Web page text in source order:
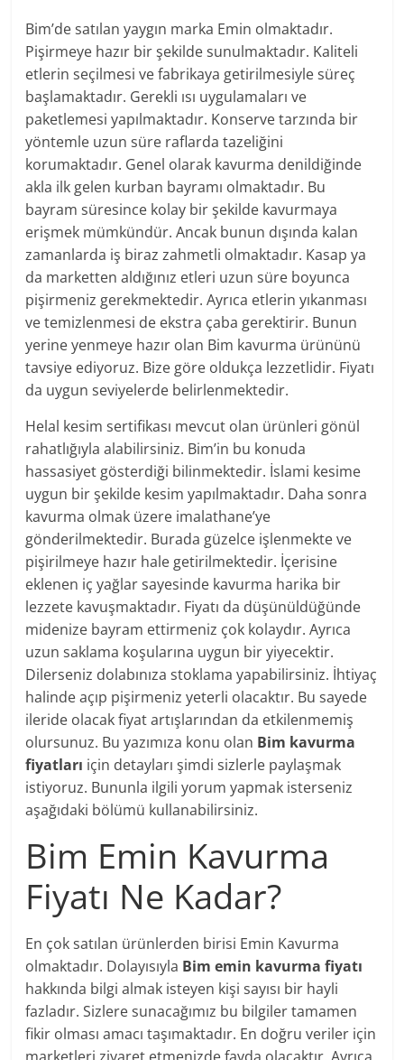
Bim’de satılan yaygın marka Emin olmaktadır.
Pişirmeye hazır bir şekilde sunulmaktadır. Kaliteli
etlerin seçilmesi ve fabrikaya getirilmesiyle süreç
başlamaktadır. Gerekli ısı uygulamaları ve
paketlemesi yapılmaktadır. Konserve tarzında bir
yöntemle uzun süre raflarda tazeliğini
korumaktadır. Genel olarak kavurma denildiğinde
akla ilk gelen kurban bayramı olmaktadır. Bu
bayram süresince kolay bir şekilde kavurmaya
erişmek mümkündür. Ancak bunun dışında kalan
zamanlarda iş biraz zahmetli olmaktadır. Kasap ya
da marketten aldığınız etleri uzun süre boyunca
pişirmeniz gerekmektedir. Ayrıca etlerin yıkanması
ve temizlenmesi de ekstra çaba gerektirir. Bunun
yerine yenmeye hazır olan Bim kavurma ürününü
tavsiye ediyoruz. Bize göre oldukça lezzetlidir. Fiyatı
da uygun seviyelerde belirlenmektedir.
Helal kesim sertifikası mevcut olan ürünleri gönül
rahatlığıyla alabilirsiniz. Bim’in bu konuda
hassasiyet gösterdiği bilinmektedir. İslami kesime
uygun bir şekilde kesim yapılmaktadır. Daha sonra
kavurma olmak üzere imalathane’ye
gönderilmektedir. Burada güzelce işlenmekte ve
pişirilmeye hazır hale getirilmektedir. İçerisine
eklenen iç yağlar sayesinde kavurma harika bir
lezzete kavuşmaktadır. Fiyatı da düşünüldüğünde
midenize bayram ettirmeniz çok kolaydır. Ayrıca
uzun saklama koşularına uygun bir yiyecektir.
Dilerseniz dolabınıza stoklama yapabilirsiniz. İhtiyaç
halinde açıp pişirmeniz yeterli olacaktır. Bu sayede
ileride olacak fiyat artışlarından da etkilenmemiş
olursunuz. Bu yazımıza konu olan Bim kavurma
fiyatları için detayları şimdi sizlerle paylaşmak
istiyoruz. Bununla ilgili yorum yapmak isterseniz
aşağıdaki bölümü kullanabilirsiniz.
Bim Emin Kavurma
Fiyatı Ne Kadar?
En çok satılan ürünlerden birisi Emin Kavurma
olmaktadır. Dolayısıyla Bim emin kavurma fiyatı
hakkında bilgi almak isteyen kişi sayısı bir hayli
fazladır. Sizlere sunacağımız bu bilgiler tamamen
fikir olması amacı taşımaktadır. En doğru veriler için